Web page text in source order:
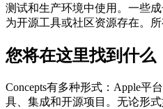
测试和生产环境中使用。一些
为开源工具或社区资源存在。
您将在这里找到什么
Concepts有多种形式：Apple平
具、集成和开源项目。无论形